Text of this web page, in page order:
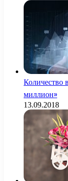
миллион»
13.09.2018